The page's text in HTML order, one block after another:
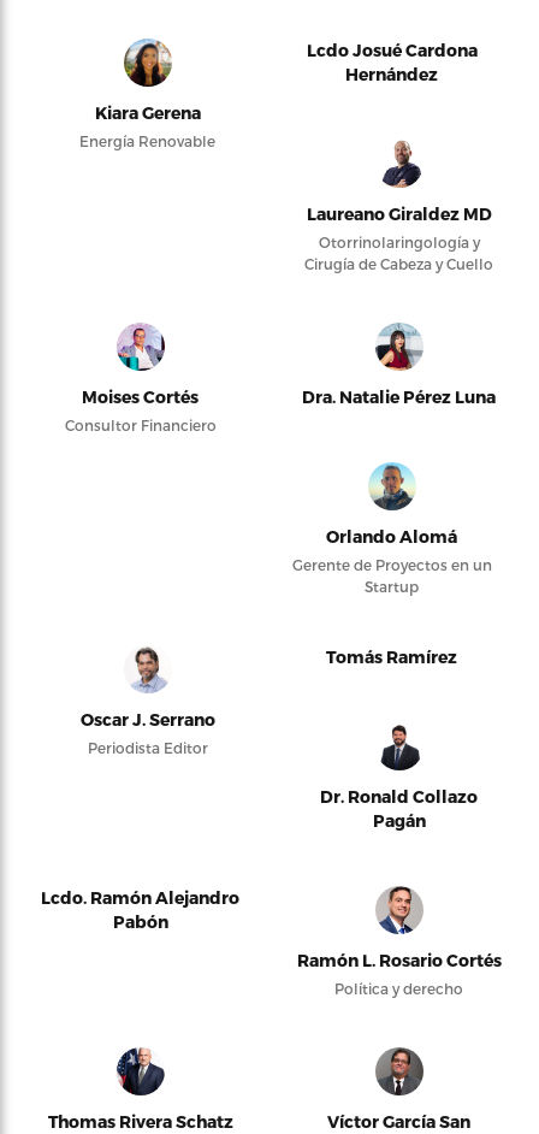
Kiara Gerena
Energía Renovable
Lcdo Josué Cardona
Hernández
Laureano Giraldez MD
Otorrinolaringología y
Cirugía de Cabeza y Cuello
Moises Cortés
Consultor Financiero
Dra. Natalie Pérez Luna
Orlando Alomá
Gerente de Proyectos en un
Startup
Oscar J. Serrano
Periodista Editor
Tomás Ramírez
Dr. Ronald Collazo
Pagán
Lcdo. Ramón Alejandro
Pabón
Ramón L. Rosario Cortés
Política y derecho
Thomas Rivera Schatz
Víctor García San